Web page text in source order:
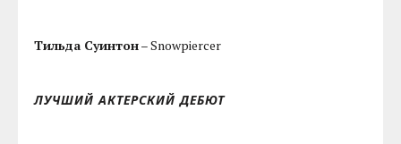
Тильда Суинтон– Snowpiercer
ЛУЧШИЙ АКТЕРСКИЙ ДЕБЮТ